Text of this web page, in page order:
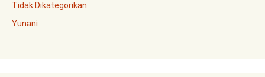
Tidak Dikategorikan
Yunani